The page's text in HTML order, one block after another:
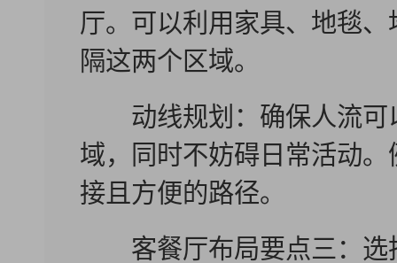
厅。可以利用家具、地毯
隔这两个区域。
动线规划：确保人流可
域，同时不妨碍日常活动
接且方便的路径。
客餐厅布局要点三：选